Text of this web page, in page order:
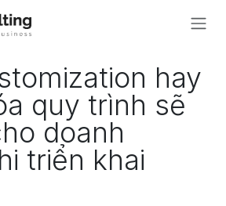
hay
quy trình sẽ
doanh
triển khai